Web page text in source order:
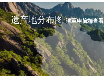
遗产地分布图请至电脑端查看